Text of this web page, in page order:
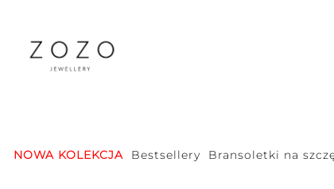
NOWA KOLEKCJA Bestsellery Bransoletki na